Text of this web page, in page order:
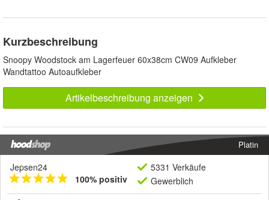
Kurzbeschreibung
Snoopy Woodstock am Lagerfeuer 60x38cm CW09 Aufkleber
Wandtattoo Autoaufkleber
Artikelbeschreibung anzeigen
Platin
Jepsen24
100% positiv
5331 Verkäufe
Gewerblich